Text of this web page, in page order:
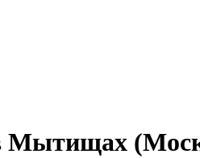
Мытищах